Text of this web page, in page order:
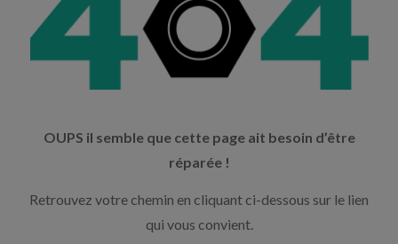
OUPS il semble que cette page ait besoin d’être
réparée !
Retrouvez votre chemin en cliquant ci-dessous sur le lien
qui vous convient.